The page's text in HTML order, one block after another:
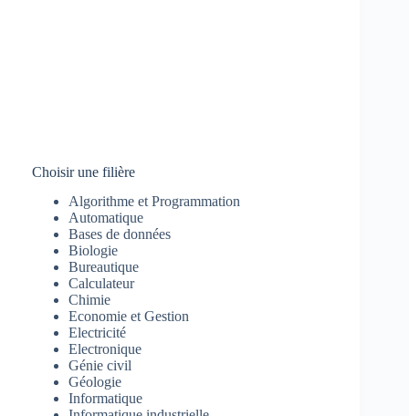
Choisir une filière
Algorithme et Programmation
Automatique
Bases de données
Biologie
Bureautique
Calculateur
Chimie
Economie et Gestion
Electricité
Electronique
Génie civil
Géologie
Informatique